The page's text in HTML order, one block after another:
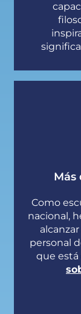
Más
Como
nacional,
personal
que está